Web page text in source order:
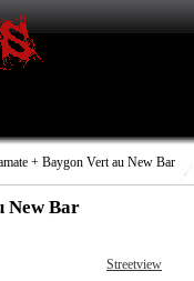
+ Baygon Vert au New Bar
New Bar
Streetview